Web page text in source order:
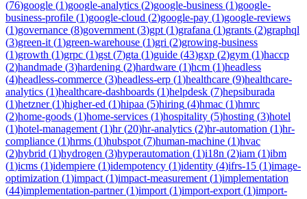
(76)google (1)google-analytics (2)google-business (1)google-
business-profile (1)google-cloud (2)google-pay (1)google-reviews
(1)governance (8)government (3)gpt (1)grafana (1)grants (2)graphql
(3)green-it (1)green-warehouse (1)gri (2)growing-business
(1)growth (1)grpc (1)gst (7)gta (1)guide (43)gxp (2)gym (1)haccp
(2)handmade (3)hardening (2)hardware (1)hcm (1)headless
(4)headless-commerce (3)headless-erp (1)healthcare (9)healthcare-
analytics (1)healthcare-dashboards (1)helpdesk (7)hepsiburada
(1)hetzner(1)higher-ed (1)hipaa (5)hiring (4)hmac (1)hmrc
(2)home-goods (1)home-services (1)hospitality (5)hosting (3)hotel
(1)hotel-management (1)hr(20)hr-analytics (2)hr-automation (1)hr-
compliance (1)hrms (1)hubspot (7)human-machine (1)hvac
(2)hybrid (1)hydrogen (3)hyperautomation (1)i18n (2)iam (1)ibm
(1)icms (1)idempiere (1)idempotency (1)identity (4)ifrs-15 (1)image-
optimization (1)impact (1)impact-measurement (1)implementation
(44)implementation-partner(1)import (1)import-export (1)import-